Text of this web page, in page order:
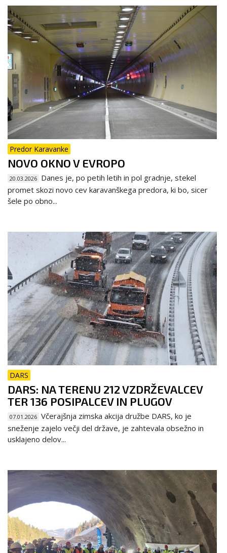
Predor Karavanke
NOVO OKNO V EVROPO
20.03.2026 Danes je, po petih letih in pol gradnje, stekel
promet skozi novo cev karavanškega predora, ki bo, sicer
šele po obno...
DARS
DARS: NA TERENU 212 VZDRŽEVALCEV
TER 136 POSIPALCEV IN PLUGOV
07.01.2026 Včerajšnja zimska akcija družbe DARS, ko je
sneženje zajelo večji del države, je zahtevala obsežno in
usklajeno delov...